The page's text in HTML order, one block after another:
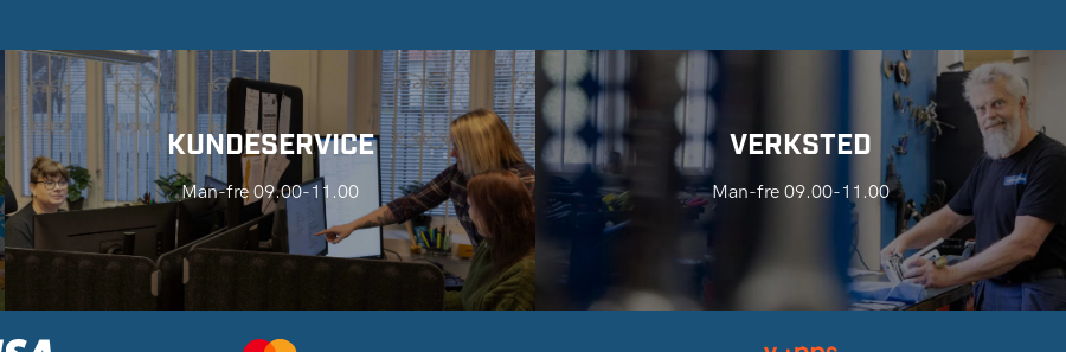
KUNDESERVICE
Man-fre 09.00-11.00
VERKSTED
Man-fre 09.00-11.00